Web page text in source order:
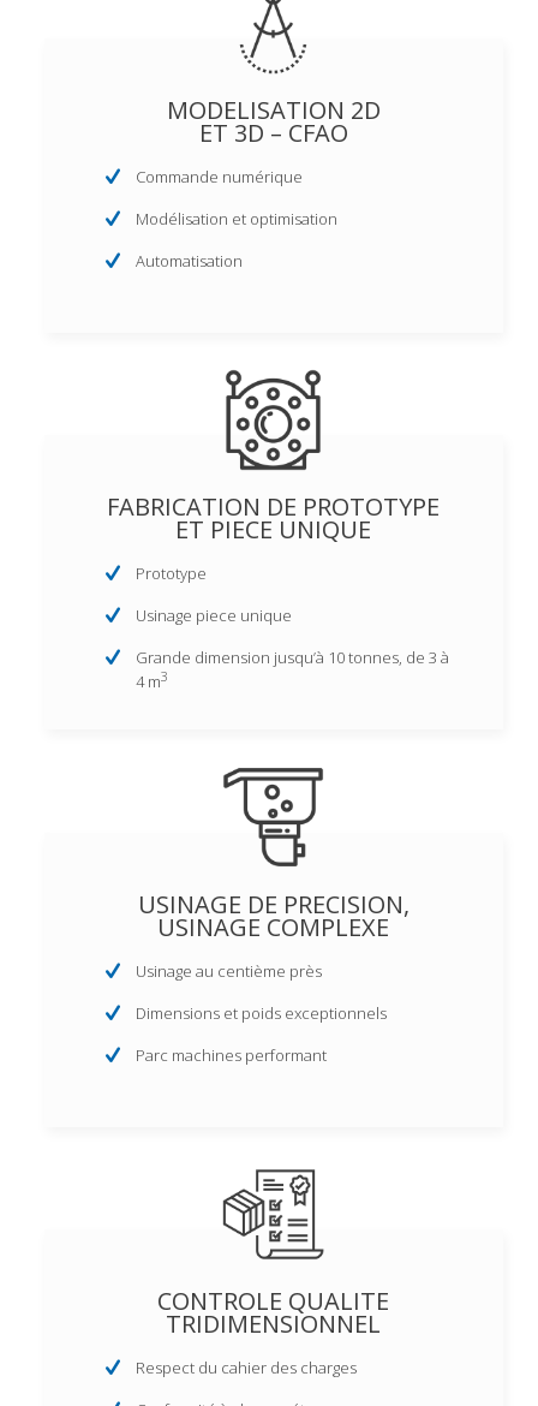
MODELISATION 2D
ET 3D – CFAO
Commande numérique
Modélisation et optimisation
Automatisation
FABRICATION DE PROTOTYPE
ET PIECE UNIQUE
Prototype
Usinage piece unique
Grande dimension jusqu’à 10 tonnes, de 3 à
4 m3
USINAGE DE PRECISION,
USINAGE COMPLEXE
Usinage au centième près
Dimensions et poids exceptionnels
Parc machines performant
CONTROLE QUALITE
TRIDIMENSIONNEL
Respect du cahier des charges